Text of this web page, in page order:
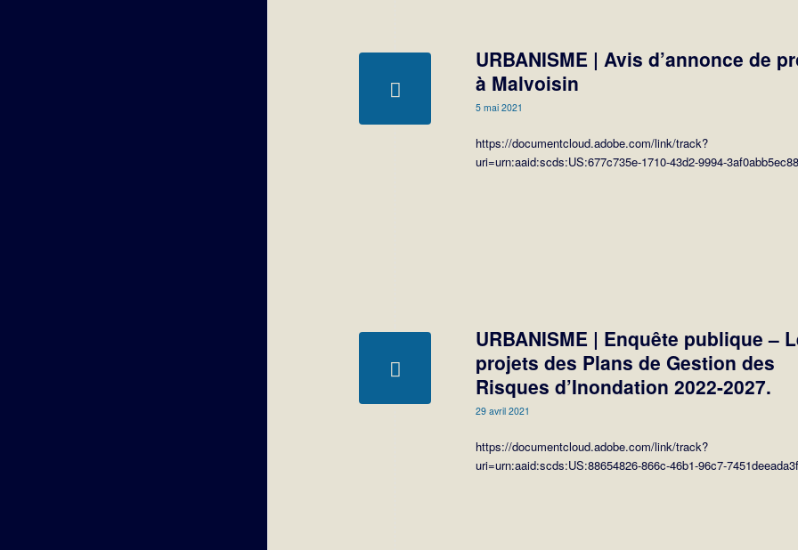
URBANISME | Avis d’annonce de
à Malvoisin
5 mai 2021
https://documentcloud.adobe.com/link/track?
uri=urn:aaid:scds:US:677c735e-1710-43d2-9994-
URBANISME | Enquête publique –
projets des Plans de Gestion des
Risques d’Inondation 2022-2027.
29 avril 2021
https://documentcloud.adobe.com/link/track?
uri=urn:aaid:scds:US:88654826-866c-46b1-96c7-